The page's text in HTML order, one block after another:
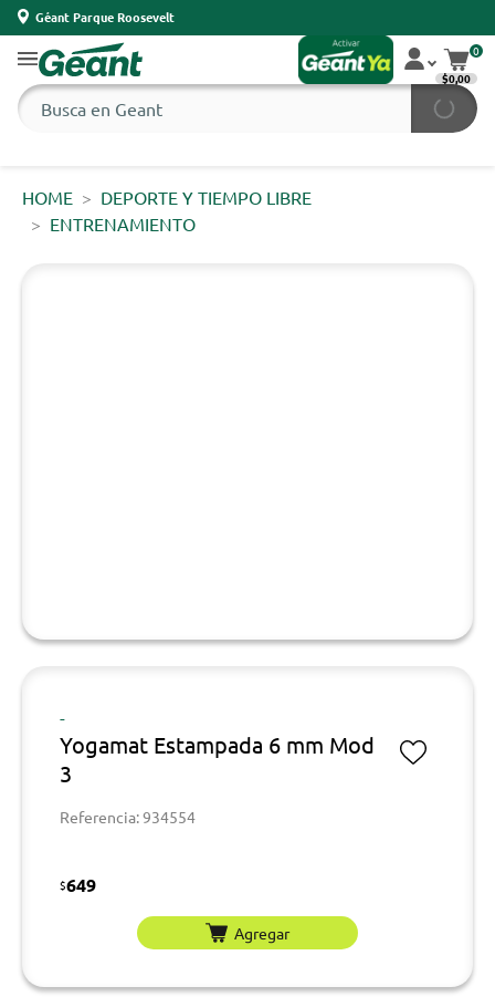
Géant Parque Roosevelt
0
$0,00
HOME
DEPORTE Y TIEMPO LIBRE
ENTRENAMIENTO
-
Yogamat Estampada 6 mm Mod
3
Referencia: 934554
$649
Agregar